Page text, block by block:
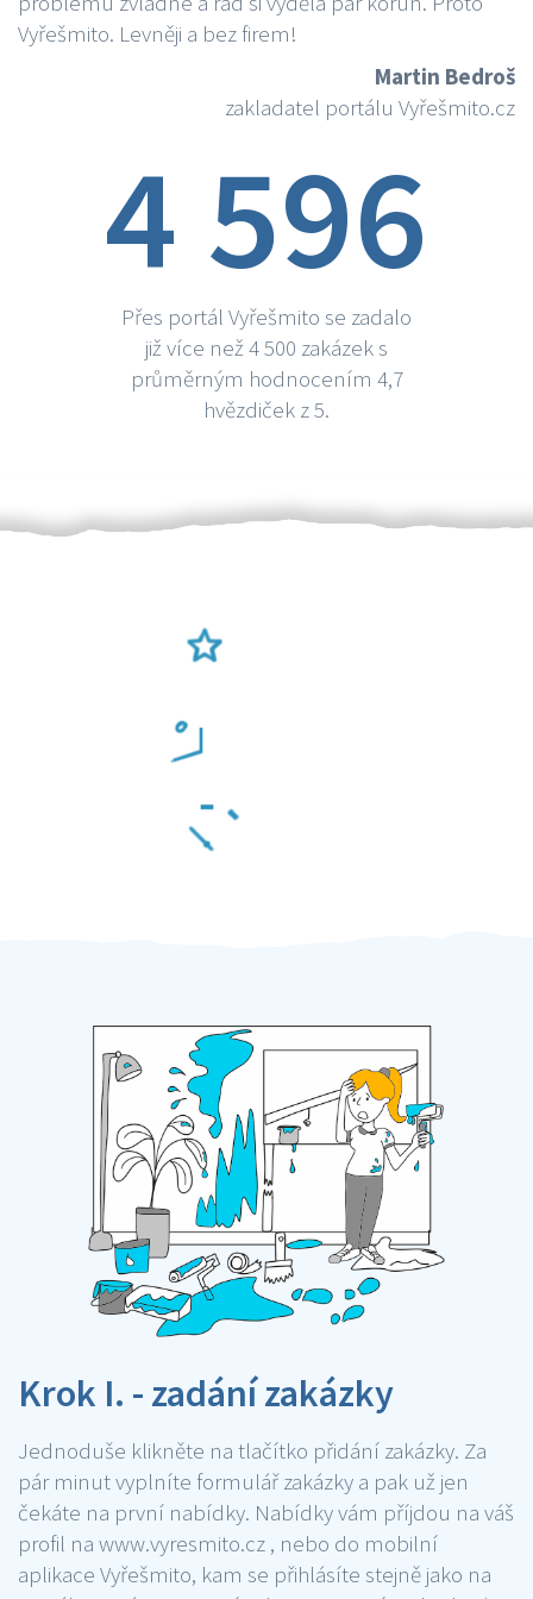
Vyřešmito. Levněji a bez firem!
Martin Bedroš
zakladatel portálu Vyřešmito.cz
4 596
Přes portál Vyřešmito se zadalo
již více než 4 500 zakázek s
průměrným hodnocením 4,7
hvězdiček z 5.
Krok I. - zadání zakázky
Jednoduše klikněte na tlačítko přidání zakázky. Za
pár minut vyplníte formulář zakázky a pak už jen
čekáte na první nabídky. Nabídky vám příjdou na váš
profil na www.vyresmito.cz , nebo do mobilní
aplikace Vyřešmito, kam se přihlásíte stejně jako na